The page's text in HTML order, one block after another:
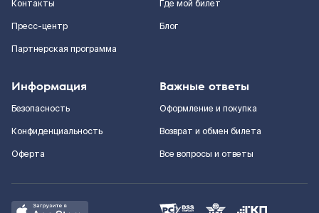
Контакты
Пресс-центр
Партнерская программа
Где мой билет
Блог
Информация
Безопасность
Конфиденциальность
Оферта
Важные ответы
Оформление и покупка
Возврат и обмен билета
Все вопросы и ответы